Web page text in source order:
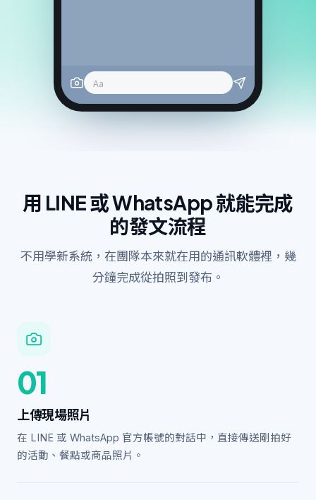
Aa
用 LINE 或 WhatsApp 就能完成
的發文流程
不用學新系統，在團隊本來就在用的通訊軟體裡，幾
分鐘完成從拍照到發布。
01
上傳現場照片
在 LINE 或 WhatsApp 官方帳號的對話中，直接傳送剛拍好
的活動、餐點或商品照片。